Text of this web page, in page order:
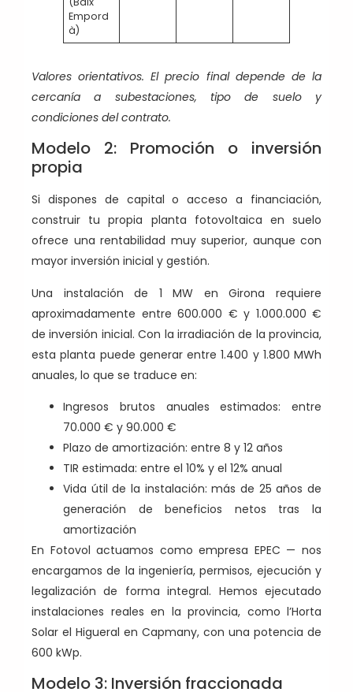
Empord
à)
Valores orientativos. El precio final depende de la
cercanía a subestaciones, tipo de suelo y
condiciones del contrato.
Modelo 2: Promoción o inversión
propia
Si dispones de capital o acceso a financiación,
construir tu propia planta fotovoltaica en suelo
ofrece una rentabilidad muy superior, aunque con
mayor inversión inicial y gestión.
Una instalación de 1 MW en Girona requiere
aproximadamente entre 600.000 € y 1.000.000 €
de inversión inicial. Con la irradiación de la provincia,
esta planta puede generar entre 1.400 y 1.800 MWh
anuales, lo que se traduce en:
Ingresos brutos anuales estimados: entre
70.000 € y 90.000 €
Plazo de amortización: entre 8 y 12 años
TIR estimada: entre el 10% y el 12% anual
Vida útil de la instalación: más de 25 años de
generación de beneficios netos tras la
amortización
En Fotovol actuamos como empresa EPEC — nos
encargamos de la ingeniería, permisos, ejecución y
legalización de forma integral. Hemos ejecutado
instalaciones reales en la provincia, como l’Horta
Solar el Higueral en Capmany, con una potencia de
600 kWp.
Modelo 3: Inversión fraccionada